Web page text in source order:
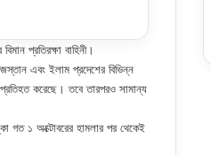
প্রতিরক্ষা বাহিনী।
এবং ইলাম প্রদেশের বিভিন্ন
প্রতিহত করেছে। তবে তারপরও সামান্য
গত ১ অক্টোবরের হামলার পর থেকেই